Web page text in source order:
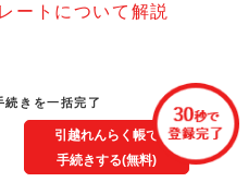
ートについて解説
続きを一括完了
引越れんらく帳で
手続きする(無料)